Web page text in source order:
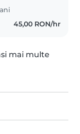
de
casnice și
45,00 RON/hr
mai multe